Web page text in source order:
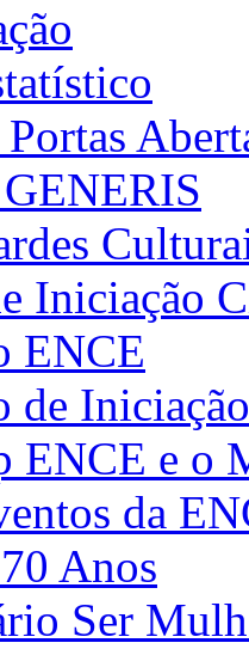
Iniciação
ENCE
de
ENCE e o
da
Anos
Ser